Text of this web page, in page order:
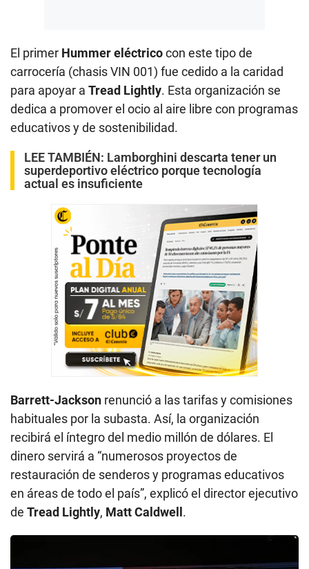
El primer Hummer eléctricocon este tipo de
carrocería (chasis VIN 001) fue cedido a la caridad
para apoyar a Tread Lightly. Esta organización se
dedica a promover el ocio al aire libre con programas
educativos y de sostenibilidad.
LEE TAMBIÉN: Lamborghini descarta tener un
superdeportivo eléctrico porque tecnología
actual es insuficiente
Barrett-Jackson renunció a las tarifas y comisiones
habituales por la subasta. Así, la organización
recibirá el íntegro del medio millón de dólares. El
dinero servirá a “numerosos proyectos de
restauración de senderos y programas educativos
en áreas de todo el país”, explicó el director ejecutivo
de Tread Lightly, Matt Caldwell .